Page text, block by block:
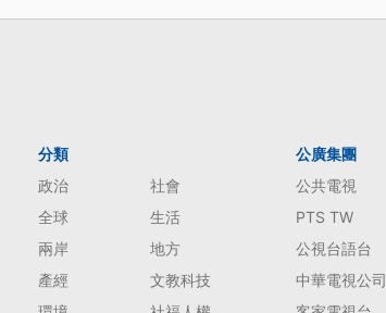
分類
政治
社會
全球
生活
兩岸
地方
產經
文教科技
公廣集團
公共電視
PTS TW
公視台語台
中華電視公司